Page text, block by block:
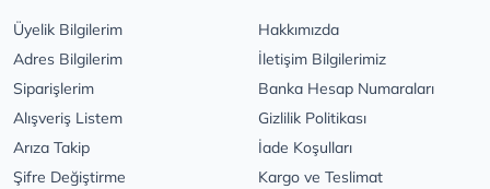
Üyelik Bilgilerim
Adres Bilgilerim
Siparişlerim
Alışveriş Listem
Arıza Takip
Şifre Değiştirme
Hakkımızda
İletişim Bilgilerimiz
Banka Hesap Numaraları
Gizlilik Politikası
İade Koşulları
Kargo ve Teslimat